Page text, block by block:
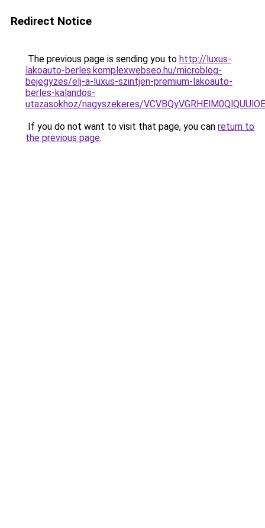
Redirect Notice
The previous page is sending you to http://luxus-
lakoauto-berles.komplexwebseo.hu/microblog-
bejegyzes/elj-a-luxus-szintjen-premium-lakoauto-
berles-kalandos-
utazasokhoz/nagyszekeres/
If you do not want to visit that page, you can return to
the previous page.